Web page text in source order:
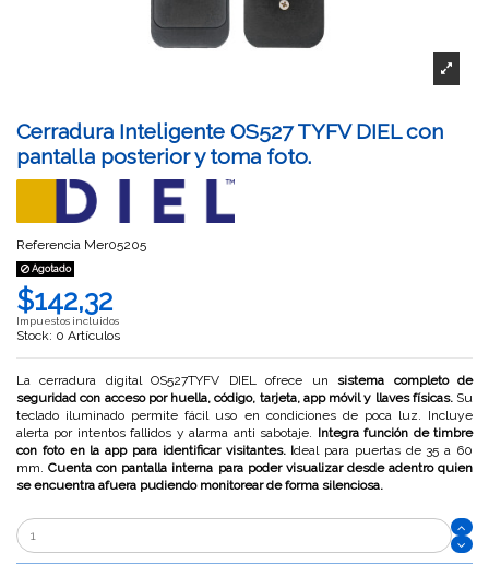
Cerradura Inteligente OS527 TYFV DIEL con
pantalla posterior y toma foto.
Referencia Mer05205
Agotado
$142,32
Impuestos incluidos
Stock: 0 Artículos
La cerradura digital OS527TYFV DIEL ofrece unsistema completo de
seguridad con acceso por huella, código, tarjeta, app móvil y llaves físicas.Su
teclado iluminado permite fácil uso en condiciones de poca luz. Incluye
alerta por intentos fallidos y alarma anti sabotaje. Integra función de timbre
con foto en la app para identificar visitantes. Ideal para puertas de 35 a 60
mm.Cuenta con pantalla interna para poder visualizar desde adentro quien
se encuentra afuera pudiendo monitorear de forma silenciosa.